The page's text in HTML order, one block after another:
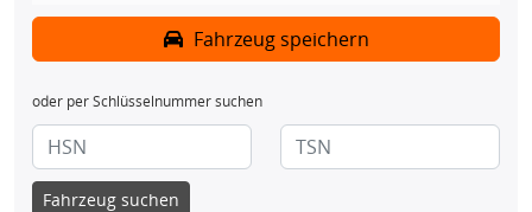
Fahrzeug speichern
oder per Schlüsselnummer suchen
Fahrzeug suchen